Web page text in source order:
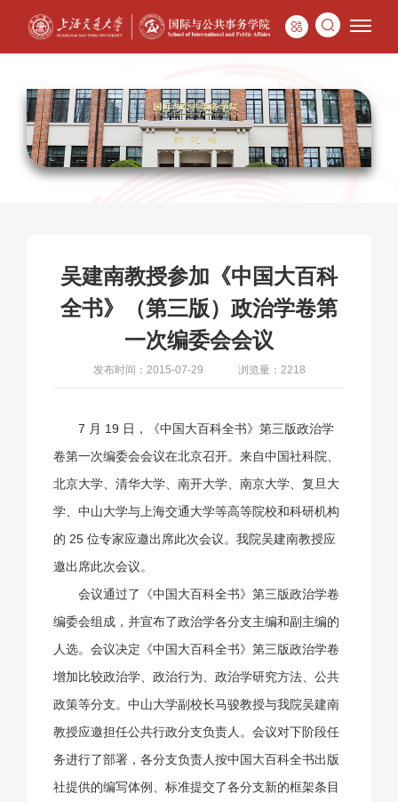
吴建南教授参加《中国大百科
全书》（第三版）政治学卷第
一次编委会会议
发布时间：2015-07-29 浏览量：2218
7 月 19 日，《中国大百科全书》第三版政治学
卷第一次编委会会议在北京召开。来自中国社科院、
北京大学、清华大学、南开大学、南京大学、复旦大
学、中山大学与上海交通大学等高等院校和科研机构
的 25 位专家应邀出席此次会议。我院吴建南教授应
邀出席此次会议。
会议通过了《中国大百科全书》第三版政治学卷
编委会组成，并宣布了政治学各分支主编和副主编的
人选。会议决定《中国大百科全书》第三版政治学卷
增加比较政治学、政治行为、政治学研究方法、公共
政策等分支。中山大学副校长马骏教授与我院吴建南
教授应邀担任公共行政分支负责人。会议对下阶段任
务进行了部署，各分支负责人按中国大百科全书出版
社提供的编写体例、标准提交了各分支新的框架条目